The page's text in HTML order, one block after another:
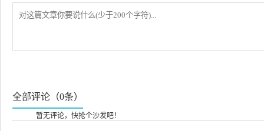
全部评论（0条）
暂无评论，快抢个沙发吧！